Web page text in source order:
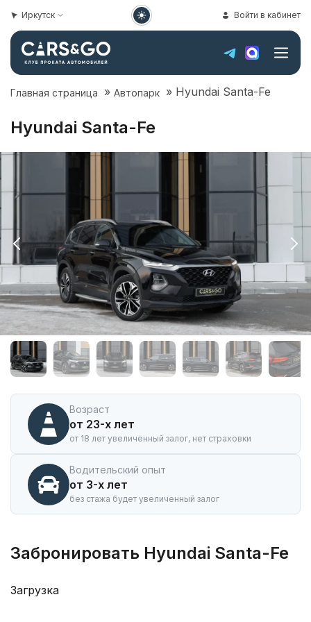
Иркутск Войти в кабинет
Главная страница » Автопарк » Hyundai Santa-Fe
Hyundai Santa-Fe
Аренда
автомобиля
Hyundai
Santa-
Иркутске
Возраст
от 23-х лет
от 18 лет увеличенный залог, нет страховки
Водительский опыт
от 3-х лет
без стажа будет увеличенный залог
Забронировать Hyundai Santa-Fe
Загрузка